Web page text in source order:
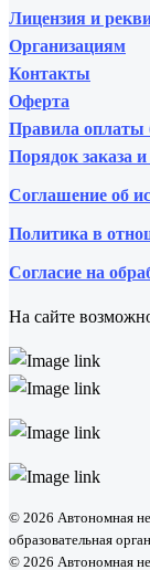
Лицензия и
Организациям
Контакты
Оферта
Правила оплаты
Порядок заказа
Соглашение об
Политика в
Согласие на
На сайте
© 2026 Автономная
образовательная
© 2026 Автономная